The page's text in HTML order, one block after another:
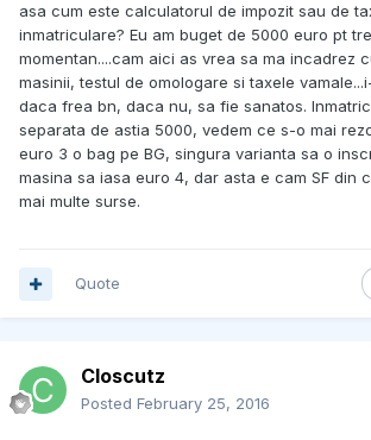
asa cum este calculatorul de impozit sau de
inmatriculare? Eu am buget de 5000 euro pt
momentan....cam aici as vrea sa ma incadrez
masinii, testul de omologare si taxele
daca frea bn, daca nu, sa fie sanatos.
separata de astia 5000, vedem ce s-o mai
euro 3 o bag pe BG, singura varianta sa o
masina sa iasa euro 4, dar asta e cam SF din
mai multe surse.
Quote
Closcutz
Posted February 25, 2016